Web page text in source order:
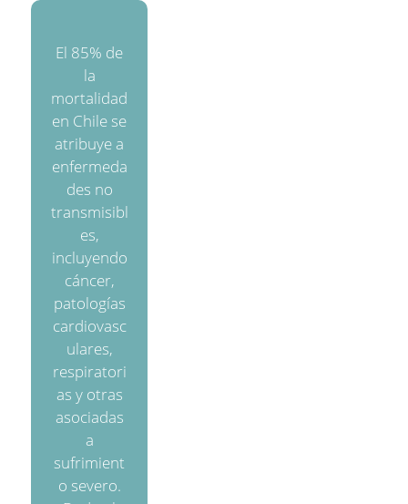
El 85% de
la
mortalidad
en Chile se
atribuye a
enfermeda
des no
transmisibl
es,
incluyendo
cáncer,
patologías
cardiovasc
ulares,
respiratori
as y otras
asociadas
a
sufrimient
o severo.